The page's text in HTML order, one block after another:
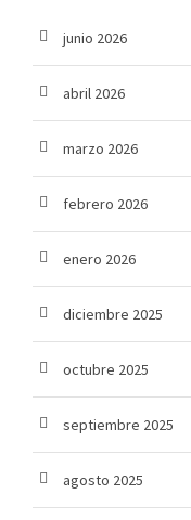
junio 2026
abril 2026
marzo 2026
febrero 2026
enero 2026
diciembre 2025
octubre 2025
septiembre 2025
agosto 2025